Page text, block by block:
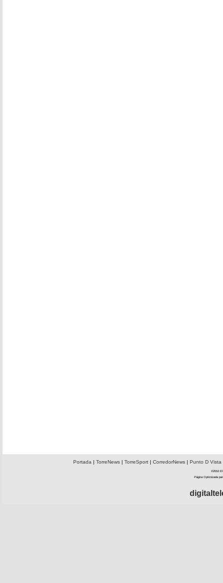
Portada | TorreNews| TorreSport| CorredorNews| Punto D Vista
©2010 El
Página Optimizada